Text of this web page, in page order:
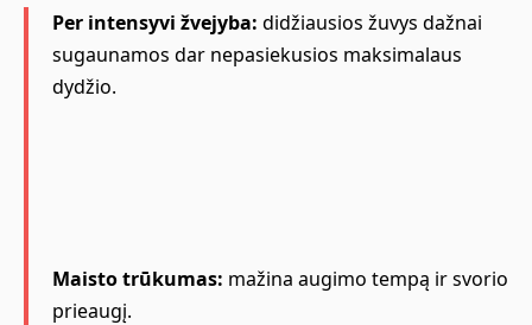
Per intensyvi žvejyba: didžiausios žuvys dažnai
sugaunamos dar nepasiekusios maksimalaus
dydžio.
Maisto trūkumas: mažina augimo tempą ir svorio
prieaugį.